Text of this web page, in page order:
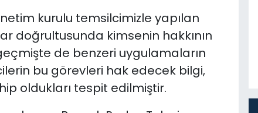
kurulu temsilcimizle yapılan
doğrultusunda kimsenin hakkının
de benzeri uygulamaların
bu görevleri hak edecek bilgi,
oldukları tespit edilmiştir.